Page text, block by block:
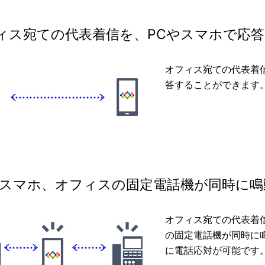
ス宛ての代表着信を、PCやスマホで応答
オフィス宛ての代表着
答することができます
マホ、オフィスの固定電話機が同時に
オフィス宛ての代表着
の固定電話機が同時に
に電話応対が可能です